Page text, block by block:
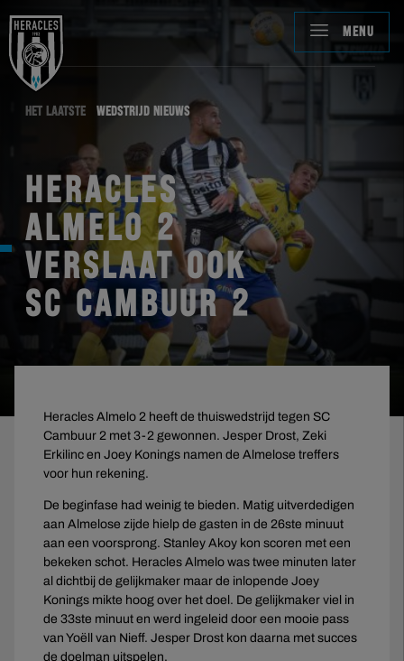
MENU
HET LAATSTE WEDSTRIJD NIEUWS
HERACLES
ALMELO 2
VERSLAAT OOK
SC CAMBUUR 2
Heracles Almelo 2 heeft de thuiswedstrijd tegen SC
Cambuur 2 met 3-2 gewonnen. Jesper Drost, Zeki
Erkilinc en Joey Konings namen de Almelose treffers
voor hun rekening.
De beginfase had weinig te bieden. Matig uitverdedigen
aan Almelose zijde hielp de gasten in de 26ste minuut
aan een voorsprong. Stanley Akoy kon scoren met een
bekeken schot. Heracles Almelo was twee minuten later
al dichtbij de gelijkmaker maar de inlopende Joey
Konings mikte hoog over het doel. De gelijkmaker viel in
de 33ste minuut en werd ingeleid door een mooie pass
van Yoëll van Nieff. Jesper Drost kon daarna met succes
de doelman uitspelen.